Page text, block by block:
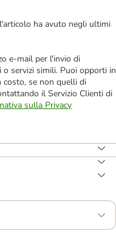
ha avuto negli ultimi
e-mail per l'invio di
servizi simili. Puoi opporti in
costo, se non quelli di
il Servizio Clienti di
sulla Privacy